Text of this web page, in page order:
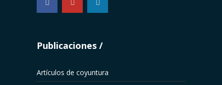
Publicaciones
Artículos de coyuntura